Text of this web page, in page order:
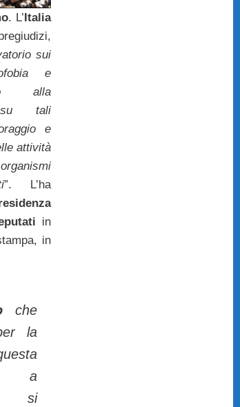
. L’Italia
sui
e
alla
su tali
e
attività
”. L’ha
in
in
che
la
a
si